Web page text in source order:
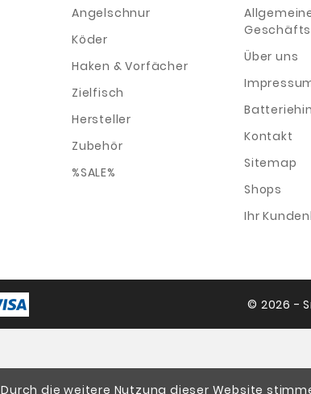
Durch die weitere Nutzung dieser Website
Angelschnur
Köder
Haken & Vorfächer
Zielfisch
Hersteller
Zubehör
%SALE%
Über uns
Kontakt
Sitemap
Shops
Ihr
© 2026 -